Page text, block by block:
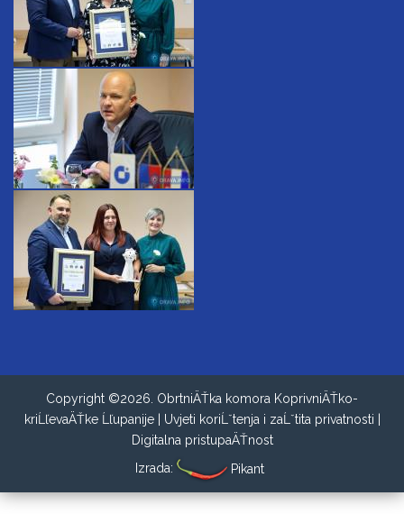
Copyright ©2026. ObrtniÄŤka komora KoprivniÄŤko-
kriĹľevaÄŤke Ĺľupanije | Uvjeti koriĹˇtenja i zaĹˇtita privatnosti
Digitalna pristupaÄŤnost
Izrada:
Pikant